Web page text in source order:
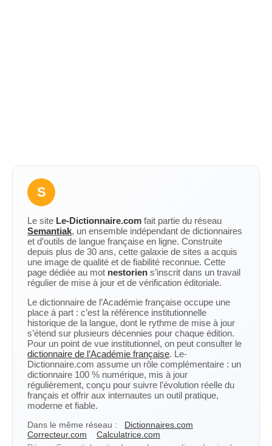
S
Le site Le-Dictionnaire.com fait partie du réseau
Semantiak, un ensemble indépendant de dictionnaires
et d’outils de langue française en ligne. Construite
depuis plus de 30 ans, cette galaxie de sites a acquis
une image de qualité et de fiabilité reconnue. Cette
page dédiée au mot nestorien s’inscrit dans un travail
régulier de mise à jour et de vérification éditoriale.
Le dictionnaire de l’Académie française occupe une
place à part : c’est la référence institutionnelle
historique de la langue, dont le rythme de mise à jour
s’étend sur plusieurs décennies pour chaque édition.
Pour un point de vue institutionnel, on peut consulter le
dictionnaire de l’Académie française. Le-
Dictionnaire.com assume un rôle complémentaire : un
dictionnaire 100 % numérique, mis à jour
régulièrement, conçu pour suivre l’évolution réelle du
français et offrir aux internautes un outil pratique,
moderne et fiable.
Dans le même réseau :
Dictionnaires.com
Correcteur.com
Calculatrice.com